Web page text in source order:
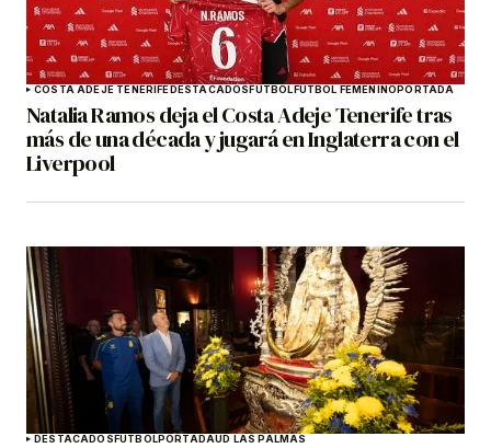
COSTA ADEJE TENERIFEDESTACADOSFÚTBOLFÚTBOL FEMENINOPORTADA
Natalia Ramos deja el Costa Adeje Tenerife tras
más de una década y jugará en Inglaterra con el
Liverpool
DESTACADOSFÚTBOLPORTADAUD LAS PALMAS